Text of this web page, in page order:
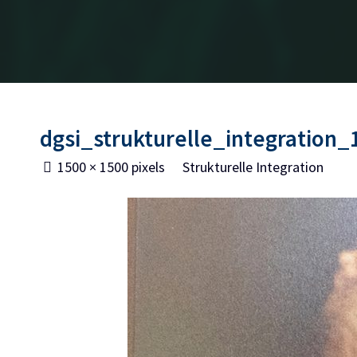
Full1500 × 1500 pixels Strukturelle Integration